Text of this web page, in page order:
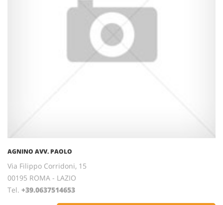
AGNINO AVV. PAOLO
Via Filippo Corridoni, 15
00195 ROMA - LAZIO
Tel. +39.0637514653